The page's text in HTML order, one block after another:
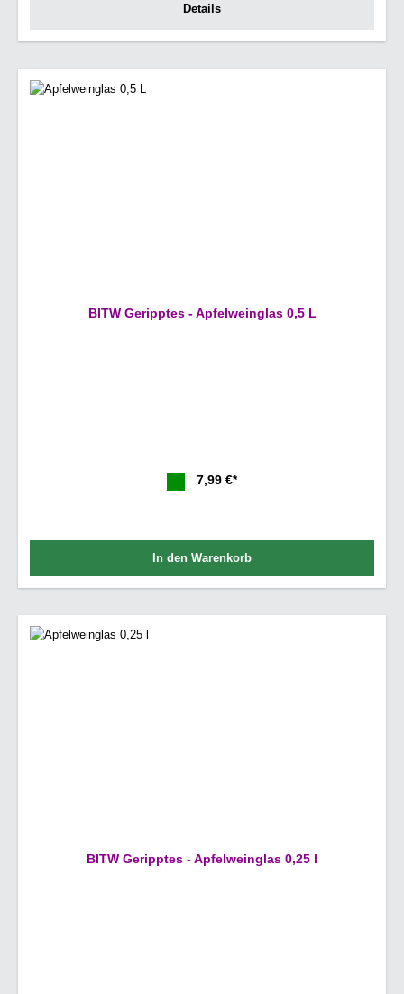
Details
BITW Geripptes - Apfelweinglas 0,5 L
7,99 €*
In den Warenkorb
BITW Geripptes - Apfelweinglas 0,25 l